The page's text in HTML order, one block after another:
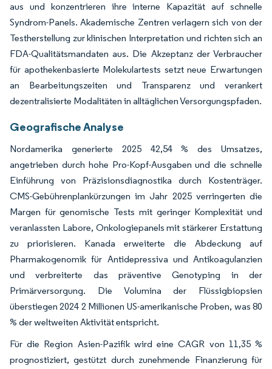
aus und konzentrieren ihre interne Kapazität auf schnelle
Syndrom-Panels. Akademische Zentren verlagern sich von der
Testherstellung zur klinischen Interpretation und richten sich an
FDA-Qualitätsmandaten aus. Die Akzeptanz der Verbraucher
für apothekenbasierte Molekulartests setzt neue Erwartungen
an Bearbeitungszeiten und Transparenz und verankert
dezentralisierte Modalitäten in alltäglichen Versorgungspfaden.
Geografische Analyse
Nordamerika generierte 2025 42,54 % des Umsatzes,
angetrieben durch hohe Pro-Kopf-Ausgaben und die schnelle
Einführung von Präzisionsdiagnostika durch Kostenträger.
CMS-Gebührenplankürzungen im Jahr 2025 verringerten die
Margen für genomische Tests mit geringer Komplexität und
veranlassten Labore, Onkologiepanels mit stärkerer Erstattung
zu priorisieren. Kanada erweiterte die Abdeckung auf
Pharmakogenomik für Antidepressiva und Antikoagulanzien
und verbreiterte das präventive Genotyping in der
Primärversorgung. Die Volumina der Flüssigbiopsien
überstiegen 2024 2 Millionen US-amerikanische Proben, was 80
% der weltweiten Aktivität entspricht.
Für die Region Asien-Pazifik wird eine CAGR von 11,35 %
prognostiziert, gestützt durch zunehmende Finanzierung für